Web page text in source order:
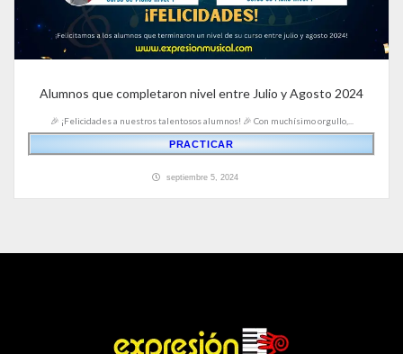
Alumnos que completaron nivel entre Julio y Agosto 2024
🎉 ¡Felicidades a nuestros talentosos alumnos! 🎉 Con muchísimo orgullo,...
PRACTICAR
septiembre 5, 2024